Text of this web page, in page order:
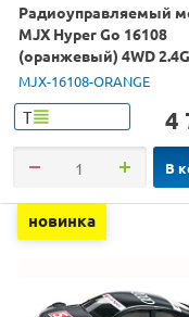
Радиоуправляемый
MJX Hyper Go 16108
(оранжевый) 4WD
1/16 RTR
MJX-16108-ORANGE
Т 4
В
новинка